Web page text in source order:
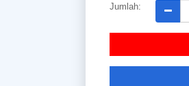
Jumlah: